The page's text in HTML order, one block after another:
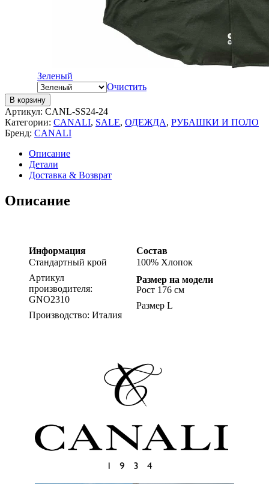
Зеленый
Очистить
В корзину
Артикул: CANL-SS24-24
Категории: CANALI, SALE, ОДЕЖДА, РУБАШКИ И ПОЛО
Бренд: CANALI
Описание
Детали
Доставка & Возврат
Описание
Информация
Стандартный крой
Артикул
производителя:
GNO2310
Производство: Италия
Состав
100% Хлопок
Размер на модели
Рост 176 см
Размер L